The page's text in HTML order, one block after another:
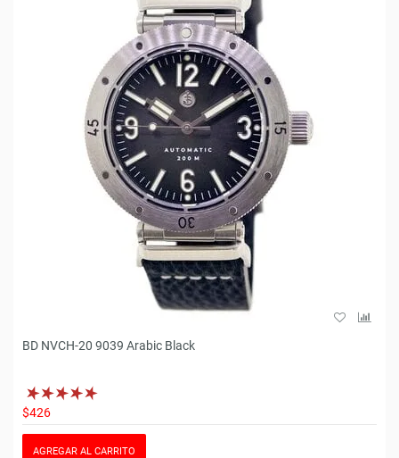
BD NVCH-20 9039 Arabic Black
$426
AGREGAR AL CARRITO